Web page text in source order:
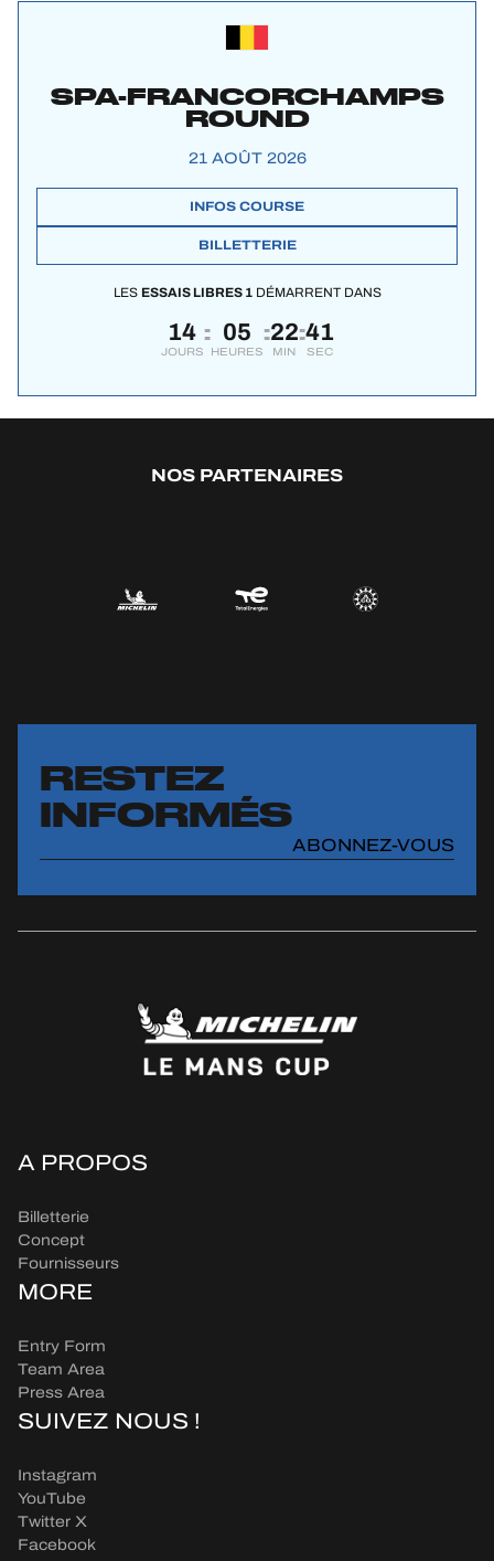
SPA-FRANCORCHAMPS
ROUND
21 AOÛT 2026
INFOS COURSE
BILLETTERIE
LES ESSAIS LIBRES 1DÉMARRENT DANS
14
JOURS
: 05
HEURES
:22
MIN
:40
SEC
NOS PARTENAIRES
RESTEZ
INFORMÉS
ABONNEZ-VOUS
A PROPOS
Billetterie
Concept
Fournisseurs
MORE
Entry Form
Team Area
Press Area
SUIVEZ NOUS !
Instagram
YouTube
Twitter X
Facebook